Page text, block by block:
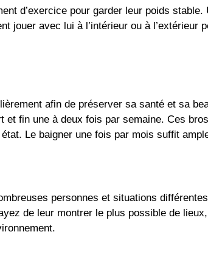
d’exercice pour garder leur poids stable.
jouer avec lui à l’intérieur ou à l’extérieur
afin de préserver sa santé et sa
fin une à deux fois par semaine. Ces
Le baigner une fois par mois suffit
personnes et situations
de leur montrer le plus possible de